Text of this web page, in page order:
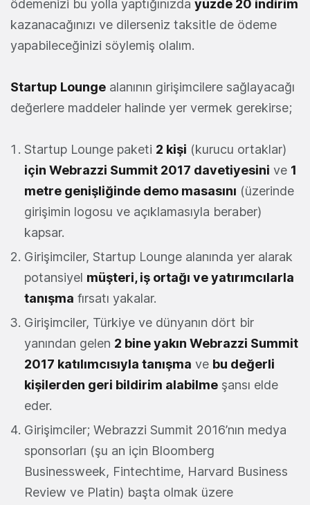
ödemenizi bu yolla yaptığınızda yüzde 20 indirim
kazanacağınızı ve dilerseniz taksitle de ödeme
yapabileceğinizi söylemiş olalım.
Startup Lounge alanının girişimcilere sağlayacağı
değerlere maddeler halinde yer vermek gerekirse;
Startup Lounge paketi 2 kişi (kurucu ortaklar)
için Webrazzi Summit 2017 davetiyesini ve 1
metre genişliğinde demo masasını (üzerinde
girişimin logosu ve açıklamasıyla beraber)
kapsar.
Girişimciler, Startup Lounge alanında yer alarak
potansiyel müşteri, iş ortağı ve yatırımcılarla
tanışma fırsatı yakalar.
Girişimciler, Türkiye ve dünyanın dört bir
yanından gelen 2 bine yakın Webrazzi Summit
2017 katılımcısıyla tanışma ve bu değerli
kişilerden geri bildirim alabilme şansı elde
eder.
Girişimciler; Webrazzi Summit 2016’nın medya
sponsorları (şu an için Bloomberg
Businessweek, Fintechtime, Harvard Business
Review ve Platin) başta olmak üzere